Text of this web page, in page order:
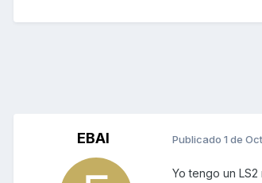
EBAI Publicado 1 de
Yo tengo un